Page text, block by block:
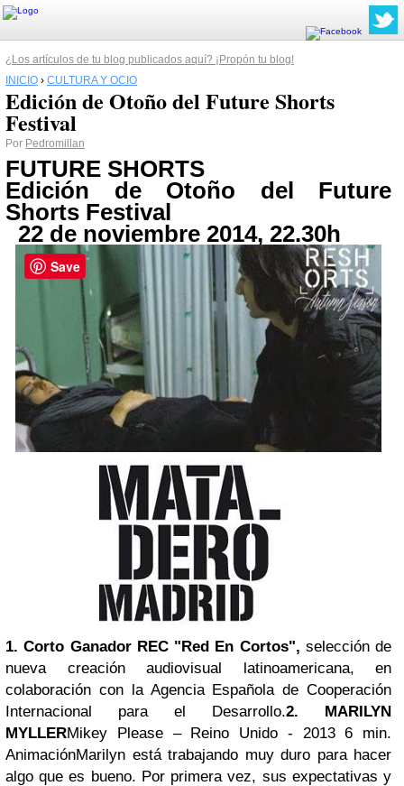
¿Los artículos de tu blog publicados aquí? ¡Propón tu blog!
INICIO › CULTURA Y OCIO
Edición de Otoño del Future Shorts
Festival
Por Pedromillan
FUTURE SHORTS
Edición de Otoño del Future
Shorts Festival
22 de noviembre 2014, 22.30h
1. Corto Ganador REC "Red En Cortos", selección de
nueva creación audiovisual latinoamericana, en
colaboración con la Agencia Española de Cooperación
Internacional para el Desarrollo.2. MARILYN
MYLLERMikey Please – Reino Unido - 2013 6 min.
AnimaciónMarilyn está trabajando muy duro para hacer
algo que es bueno. Por primera vez, sus expectativas y
Save